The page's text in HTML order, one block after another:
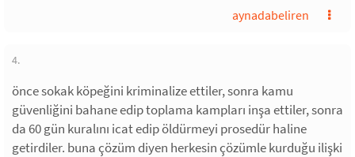
aynadabeliren
4.
önce sokak köpeğini kriminalize ettiler, sonra kamu
güvenliğini bahane edip toplama kampları inşa ettiler, sonra
da 60 gün kuralını icat edip öldürmeyi prosedür haline
getirdiler. buna çözüm diyen herkesin çözümle kurduğu ilişki